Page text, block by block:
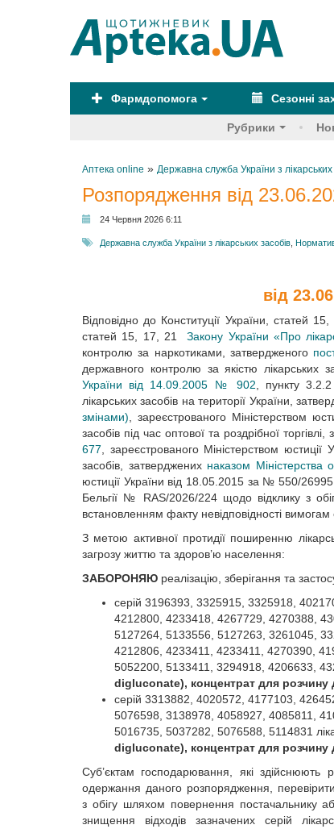
Фармдопомога Сезонні
Рубрики
Аптека online » Державна служба України з лікарських
Розпорядження від
24 Червня 2026 6:11
Державна служба України з лікарських засобів
від
Відповідно до Конституції України, статей
статей 15, 17, 21
Закону України «Про
контролю за наркотиками, затвердженого
державного контролю за якістю лікарських
України від 14.09.2005 № 902 , пункту
лікарських засобів на території України,
змінами) , зареєстрованого Міністерством
засобів під час оптової та роздрібної торгівлі,
677 , зареєстрованого Міністерством
засобів, затверджених наказом
юстиції України від 18.05.2015 за № 550/
Бельгії № RAS/2026/224 щодо відклику з
встановленням факту невідповідності вимогам
З метою активної протидії поширенню
загрозу життю та здоров’ю населення:
ЗАБОРОНЯЮ реалізацію, зберігання та
серій 3196393, 3325915, 3325918,
4212800, 4233418, 4267729, 4270388,
5127264, 5133556, 5127263, 3261045,
4212806, 4233411, 4233411, 4270390,
5052200, 5133411, 3294918, 4206633,
digluconate), концентрат для розчину
серій 3313882, 4020572, 4177103,
5076598, 3138978, 4058927, 4085811,
5016735, 5037282, 5076588, 5114831
digluconate), концентрат для розчину
Суб’єктам господарювання, які здійснюють
одержання даного розпорядження,
з обігу шляхом повернення постачальнику
знищення відходів зазначених серій